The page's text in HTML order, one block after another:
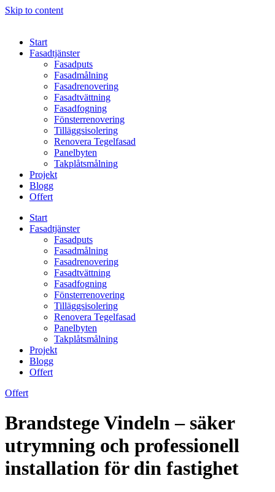
Skip to content
Start
Fasadtjänster
Fasadputs
Fasadmålning
Fasadrenovering
Fasadtvättning
Fasadfogning
Fönsterrenovering
Tilläggsisolering
Renovera Tegelfasad
Panelbyten
Takplåtsmålning
Projekt
Blogg
Offert
Start
Fasadtjänster
Fasadputs
Fasadmålning
Fasadrenovering
Fasadtvättning
Fasadfogning
Fönsterrenovering
Tilläggsisolering
Renovera Tegelfasad
Panelbyten
Takplåtsmålning
Projekt
Blogg
Offert
Offert
Brandstege Vindeln – säker
utrymning och professionell
installation för din fastighet